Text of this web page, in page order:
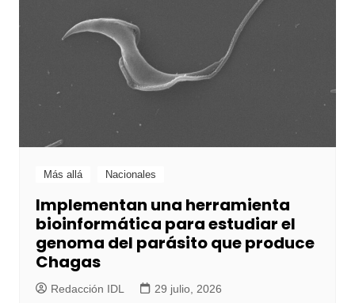
Más allá Nacionales
Implementan una herramienta
bioinformática para estudiar el
genoma del parásito que produce
Chagas
Redacción IDL 29 julio, 2026